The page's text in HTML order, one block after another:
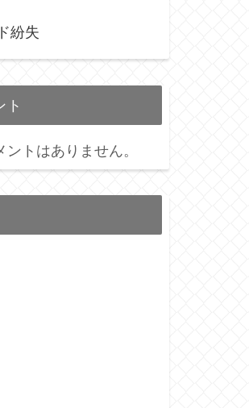
紛失
ト
トはありません。